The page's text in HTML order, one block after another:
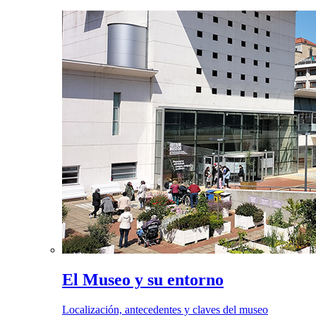
El Museo y su entorno
Localización, antecedentes y claves del museo